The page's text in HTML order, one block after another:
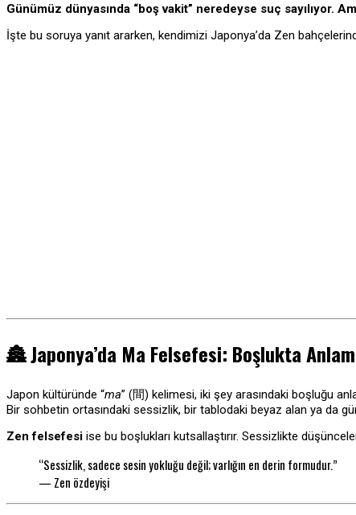
Günümüz dünyasında “boş vakit” neredeyse suç sayılıyor.
İşte bu soruya yanıt ararken, kendimizi Japonya’da Zen
🏯Japonya’da Ma Felsefesi: Boşlukta
Japon kültüründe “ma” (間) kelimesi, iki şey arasındaki boşluğu
Bir sohbetin ortasındaki sessizlik, bir tablodaki beyaz alan ya da
Zen felsefesi ise bu boşlukları kutsallaştırır. Sessizlikte
“Sessizlik, sadece sesin yokluğu değil; varlığın en derin formudur.”
— Zen özdeyişi